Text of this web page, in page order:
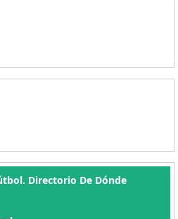
Directorio De Dónde